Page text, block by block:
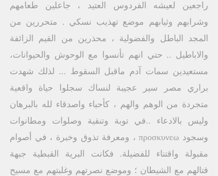
راجعين لعيشه الفردوس العتيد ، جاعلين طعامهم
وشرابهم وثيابهم موضع تهذيب نسكي . متحررين من
المجد الباطل والفضولية ، محذرين من القيم الزائفة
والاباطيل .. حتي انهم تأنسوا مع الوحوش والحيوانات،
مستعيدين سمات آدم ماقبل السقوط ... لذلك شهدت
براري مصر سير عجيبة لنساك سجلوا حياة واقعية
متجردة من الوهم والهم ، كأحباء واصدقاء لله بالبرهان
وليس بالادعاء ..في توبة وتنقية وصلوات ومطانوات
وسجود προσκυνεω ، ومعرفة تذوق وخبرة ، في أصوام
مقبولة واقتناء للفضيلة. فكانت البرية القبطية جبهة
قتالهم مع الشيطان ؛ وموضع نصرتهم وغلبتهم مع مسيح